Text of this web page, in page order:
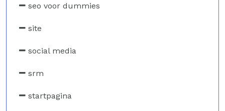
seo voor dummies
site
social media
srm
startpagina